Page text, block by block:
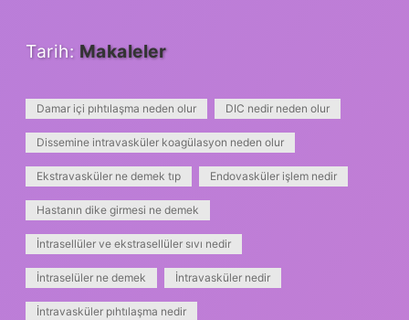
Tarih: Makaleler
Damar içi pıhtılaşma neden olur DIC nedir neden olur
Dissemine intravasküler koagülasyon neden olur
Ekstravasküler ne demek tıp Endovasküler işlem nedir
Hastanın dike girmesi ne demek
İntrasellüler ve ekstrasellüler sıvı nedir
İntraselüler ne demek İntravasküler nedir
İntravasküler pıhtılaşma nedir